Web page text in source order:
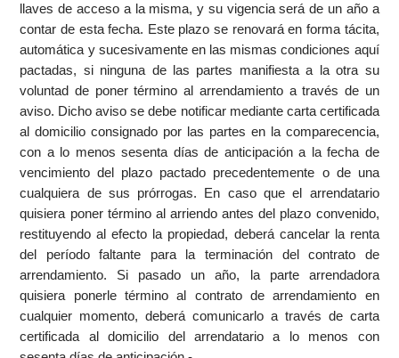
llaves de acceso a la misma, y su vigencia será de un año a
contar de esta fecha. Este plazo se renovará en forma tácita,
automática y sucesivamente en las mismas condiciones aquí
pactadas, si ninguna de las partes manifiesta a la otra su
voluntad de poner término al arrendamiento a través de un
aviso. Dicho aviso se debe notificar mediante carta certificada
al domicilio consignado por las partes en la comparecencia,
con a lo menos sesenta días de anticipación a la fecha de
vencimiento del plazo pactado precedentemente o de una
cualquiera de sus prórrogas. En caso que el arrendatario
quisiera poner término al arriendo antes del plazo convenido,
restituyendo al efecto la propiedad, deberá cancelar la renta
del período faltante para la terminación del contrato de
arrendamiento. Si pasado un año, la parte arrendadora
quisiera ponerle término al contrato de arrendamiento en
cualquier momento, deberá comunicarlo a través de carta
certificada al domicilio del arrendatario a lo menos con